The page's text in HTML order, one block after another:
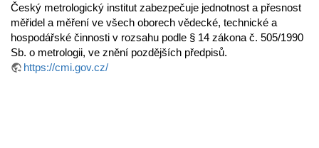
Český metrologický institut zabezpečuje jednotnost a přesnost
měřidel a měření ve všech oborech vědecké, technické a
hospodářské činnosti v rozsahu podle § 14 zákona č. 505/1990
Sb. o metrologii, ve znění pozdějších předpisů.
https://cmi.gov.cz/